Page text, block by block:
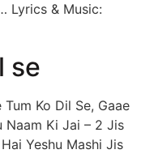
Lyrics & Music:
se
Ko Dil Se, Gaae
Naam Ki Jai – 2 Jis
Yeshu Mashi Jis